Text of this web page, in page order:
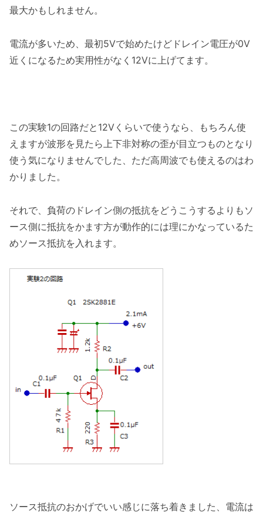
最大かもしれません。
電流が多いため、最初5Vで始めたけどドレイン電圧が0V
近くになるため実用性がなく12Vに上げてます。
この実験1の回路だと12Vくらいで使うなら、もちろん使
えますが波形を見たら上下非対称の歪が目立つものとなり
使う気になりませんでした、ただ高周波でも使えるのはわ
かりました。
それで、負荷のドレイン側の抵抗をどうこうするよりもソ
ース側に抵抗をかます方が動作的には理にかなっているた
めソース抵抗を入れます。
ソース抵抗のおかげでいい感じに落ち着きました、電流は